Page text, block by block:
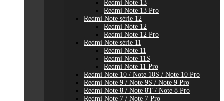
Redmi Note 13
Redmi Note 13 Pro
Redmi Note série 12
Redmi Note 12
Redmi Note 12 Pro
Redmi Note série 11
Redmi Note 11
Redmi Note 11S
Redmi Note 11 Pro
Redmi Note 10 / Note 10S / Note 10 Pro
Redmi Note 9 / Note 9S / Note 9 Pro
Redmi Note 8 / Note 8T / Note 8 Pro
Redmi Note 7 / Note 7 Pro